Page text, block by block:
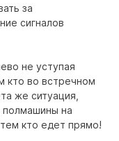
за
сигналов
не уступая
кто во встречном
же ситуация,
полмашины на
кто едет прямо!